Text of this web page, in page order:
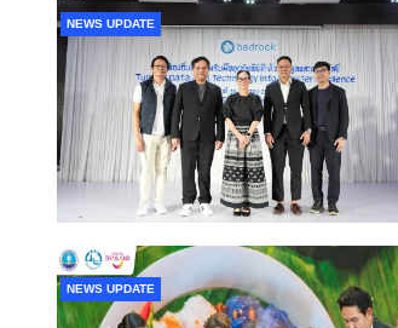
NEWS UPDATE
NEWS UPDATE